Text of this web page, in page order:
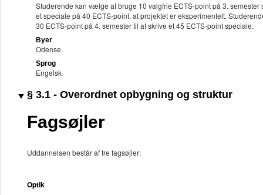
Studerende kan vælge at bruge 10 valgfrie ECTS-point på 3.
et speciale på 40 ECTS-point, at projektet er eksperimentelt.
30 ECTS-point på 4. semester til at skrive et 45 ECTS-point speciale.
Byer
Odense
Sprog
Engelsk
§ 3.1 - Overordnet opbygning og struktur
Fagsøjler
Uddannelsen består af tre fagsøjler:
Optik